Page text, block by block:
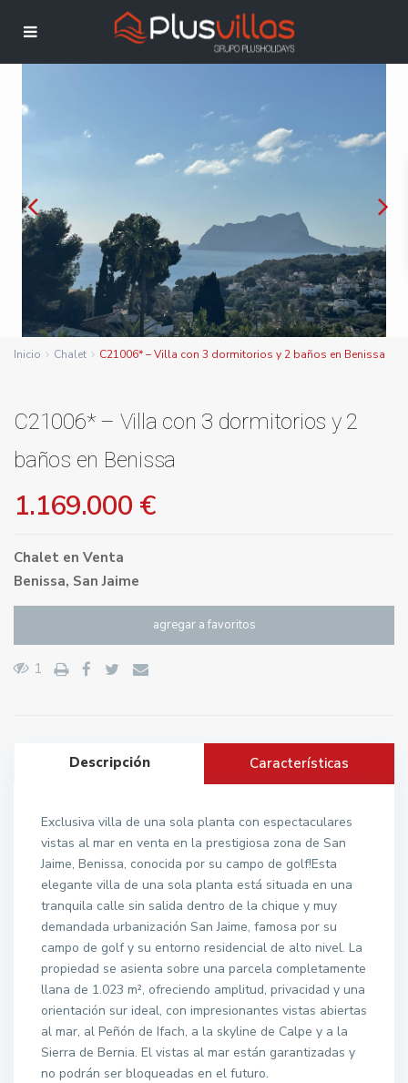
Inicio Chalet C21006* – Villa con 3 dormitorios y 2 baños en Benissa
C21006* – Villa con 3 dormitorios y 2
baños en Benissa
1.169.000 €
Chalet en Venta
Benissa, San Jaime
agregar a favoritos
1
Descripción Características
Exclusiva villa de una sola planta con espectaculares
vistas al mar en venta en la prestigiosa zona de San
Jaime, Benissa, conocida por su campo de golf!Esta
elegante villa de una sola planta está situada en una
tranquila calle sin salida dentro de la chique y muy
demandada urbanización San Jaime, famosa por su
campo de golf y su entorno residencial de alto nivel. La
propiedad se asienta sobre una parcela completamente
llana de 1.023 m², ofreciendo amplitud, privacidad y una
orientación sur ideal, con impresionantes vistas abiertas
al mar, al Peñón de Ifach, a la skyline de Calpe y a la
Sierra de Bernia. El vistas al mar están garantizadas y
no podrán ser bloqueadas en el futuro.